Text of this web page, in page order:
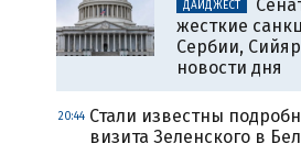
ДАЙДЖЕСТ
жесткие
Сербии,
новости дня
20:44 Стали известны
визита Зеленского в